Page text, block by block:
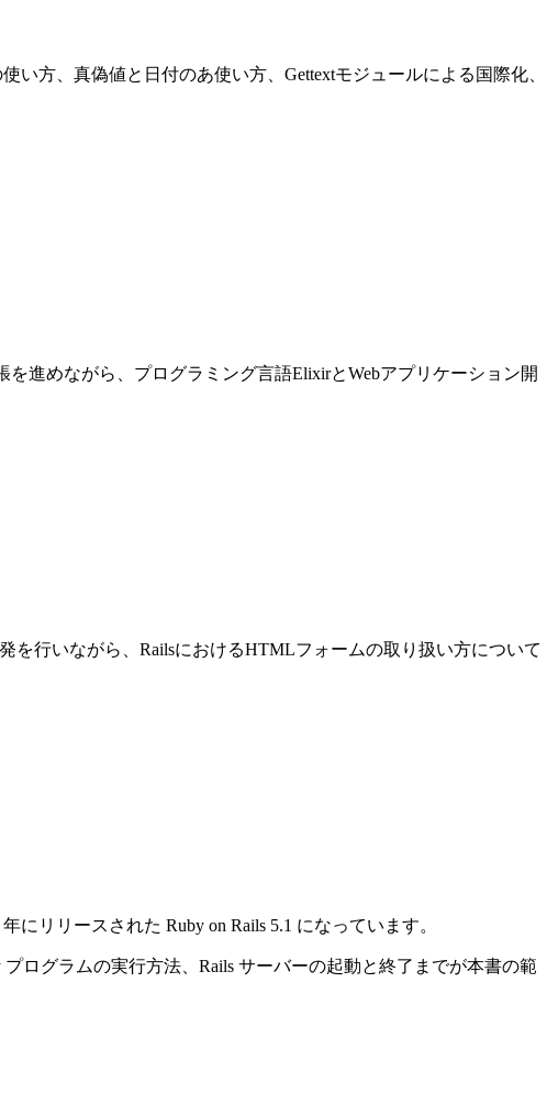
い方、真偽値と日付のあ使い方、Gettextモジュールによる国際化、
進めながら、プログラミング言語ElixirとWebアプリケーション開
を行いながら、RailsにおけるHTMLフォームの取り扱い方について
リリースされた Ruby on Rails 5.1 になっています。
ログラムの実行方法、Rails サーバーの起動と終了までが本書の範